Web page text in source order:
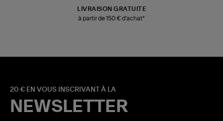
LIVRAISON GRATUITE
à partir de 150 € d'achat*
20 € EN VOUS INSCRIVANT À LA
NEWSLETTER